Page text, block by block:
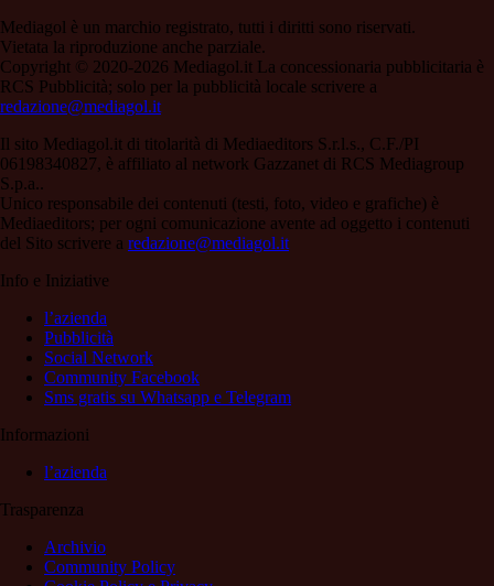
Mediagol è un marchio registrato, tutti i diritti sono riservati.
Vietata la riproduzione anche parziale.
Copyright © 2020-2026 Mediagol.it La concessionaria pubblicitaria è
RCS Pubblicità; solo per la pubblicità locale scrivere a
redazione@mediagol.it
Il sito Mediagol.it di titolarità di Mediaeditors S.r.l.s., C.F./PI
06198340827, è affiliato al network Gazzanet di RCS Mediagroup
S.p.a..
Unico responsabile dei contenuti (testi, foto, video e grafiche) è
Mediaeditors; per ogni comunicazione avente ad oggetto i contenuti
del Sito scrivere a redazione@mediagol.it
Info e Iniziative
l’azienda
Pubblicità
Social Network
Community Facebook
Sms gratis su Whatsapp e Telegram
Informazioni
l’azienda
Trasparenza
Archivio
Community Policy